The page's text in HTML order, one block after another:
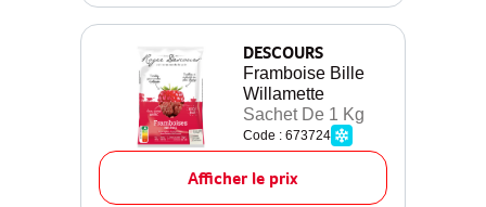
DESCOURS
Framboise Bille
Willamette
Sachet De 1 Kg
Code : 673724
Afficher le prix